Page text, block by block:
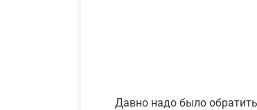
Давно надо было